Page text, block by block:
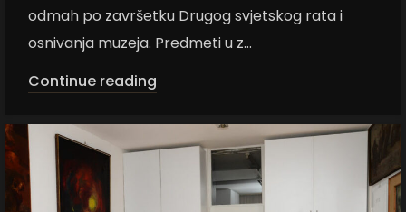
odmah po završetku Drugog svjetskog rata i
osnivanja muzeja. Predmeti u z...
Continue reading